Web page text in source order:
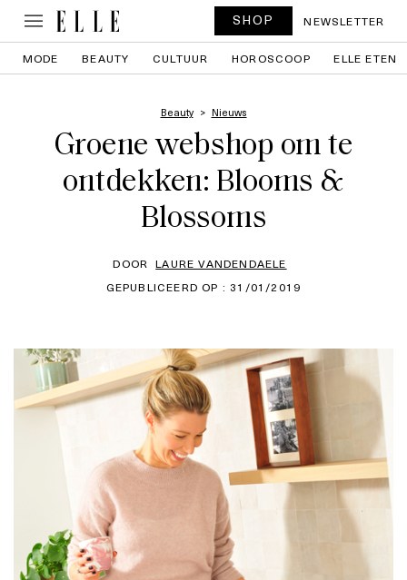
SHOP NEWSLETTER
MODE BEAUTY CULTUUR HOROSCOOP ELLE ETEN
Beauty Nieuws
Groene webshop om te
ontdekken: Blooms &
Blossoms
DOOR LAURE VANDENDAELE
GEPUBLICEERD OP : 31/01/2019